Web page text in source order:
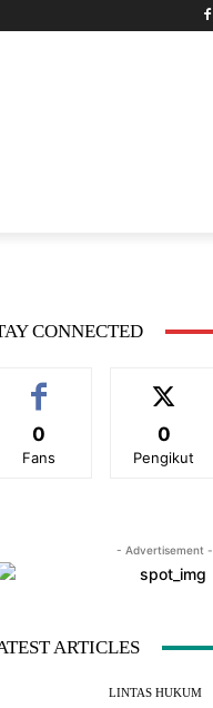
CONNECTED
0
Fans
0
Pengikut
- Advertisement -
ARTICLES
LINTAS HUKUM